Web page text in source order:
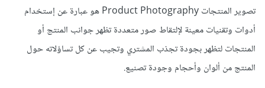
تصوير المنتجات Product Photography هو عبارة عن إستخدام
أدوات وتقنيات معينة لإلتقاط صور متعددة تظهر جوانب المنتج أو
المنتجات لتظهر بجودة تجذب المشتري وتجيب عن كل تساؤلاته حول
المنتج من ألوان وأحجام وجودة تصنيع.